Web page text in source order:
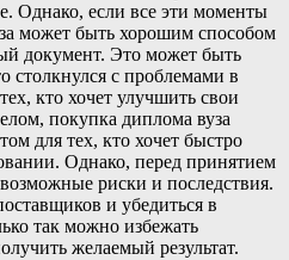
Однако, если все эти моменты
может быть хорошим способом
документ. Это может быть
столкнулся с проблемами в
кто хочет улучшить свои
покупка диплома вуза
для тех, кто хочет быстро
Однако, перед принятием
риски и последствия.
и убедиться в
так можно избежать
желаемый результат.